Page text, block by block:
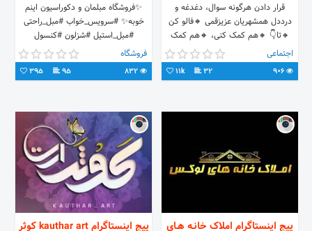
قرار دادن هرگونه سوال، دغدغه و
درددل همشهریان عزیزقمی 🔸فالو کن
🔸تا👇 🔸هم کمک کنی، 🔸هم کمک
بگیری😉 🔸همفکری بیشتر، زندگی بهتر
🌈 راه ارتباطی 👈دایرکت
اجتماعی
32
11k
✨فروشگاه مبلمان و دکوراسیون اینم
خوبه✨ #سرویس_خواب #مبل_راحتی
#مبل_استیل #شزلون #کنسول
#جلومبلی دارای نماد اعتماد الکترونیکی
قم بازار مبل کاسه گران بین کوچه 9و11
📱 09120510918 🌎
Admin: @inamkhoobe_admin
فروشگاه
95
395
پیج اینستاگرام املاک خانـه هـای
پیج اینستاگرام kauthar art کوثر